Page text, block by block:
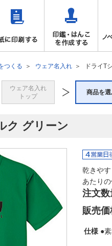
つくる ウェア名入れ ドライT
ウェア名入れ
トップ
商品を
ク グリーン
乾きや
あたり
注文数
販売価
仕様 ●